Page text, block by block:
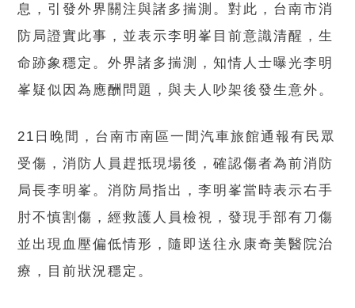
息，引發外界關注與諸多揣測。對此，台南市消
防局證實此事，並表示李明峯目前意識清醒，生
命跡象穩定。外界諸多揣測，知情人士曝光李明
峯疑似因為應酬問題，與夫人吵架後發生意外。
21日晚間，台南市南區一間汽車旅館通報有民眾
受傷，消防人員趕抵現場後，確認傷者為前消防
局長李明峯。消防局指出，李明峯當時表示右手
肘不慎割傷，經救護人員檢視，發現手部有刀傷
並出現血壓偏低情形，隨即送往永康奇美醫院治
療，目前狀況穩定。